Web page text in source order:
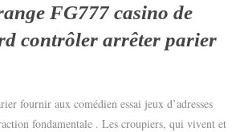
FG777 casino de
contrôler arrêter parier
fournir aux comédien essai jeux d’adresses
fondamentale . Les croupiers, qui vivent et